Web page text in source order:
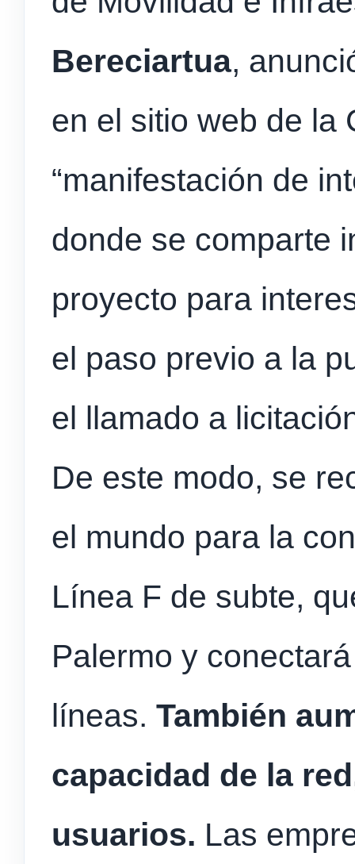
Bereciartua,
en el sitio web de la
“manifestación de
donde se comparte
proyecto para
el paso previo a la
el llamado a
De este modo, se
el mundo para la
Línea F de subte,
Palermo y
líneas. También
capacidad de la
usuarios. Las